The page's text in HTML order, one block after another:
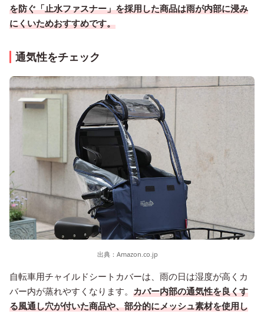
を防ぐ「止水ファスナー」を採用した商品は雨が内部に浸み
にくいためおすすめです。
通気性をチェック
出典： Amazon.co.jp
自転車用チャイルドシートカバーは、雨の日は湿度が高くカ
バー内が蒸れやすくなります。 カバー内部の通気性を良くす
る風通し穴が付いた商品や、部分的にメッシュ素材を使用し